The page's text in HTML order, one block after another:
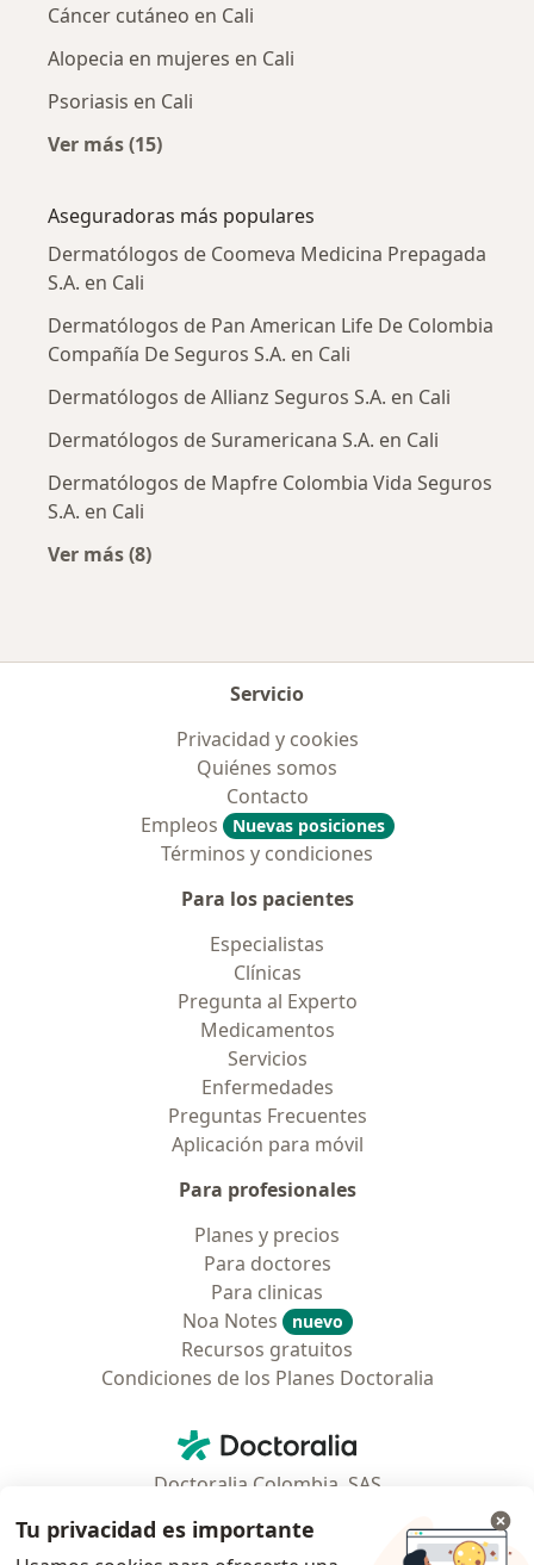
Cáncer cutáneo en Cali
Alopecia en mujeres en Cali
Psoriasis en Cali
Ver más (15)
Aseguradoras más populares
Dermatólogos de Coomeva Medicina Prepagada
S.A. en Cali
Dermatólogos de Pan American Life De Colombia
Compañía De Seguros S.A. en Cali
Dermatólogos de Allianz Seguros S.A. en Cali
Dermatólogos de Suramericana S.A. en Cali
Dermatólogos de Mapfre Colombia Vida Seguros
S.A. en Cali
Ver más (8)
Servicio
Privacidad y cookies
Quiénes somos
Contacto
Empleos
Nuevas posiciones
Términos y condiciones
Para los pacientes
Especialistas
Clínicas
Pregunta al Experto
Medicamentos
Servicios
Enfermedades
Preguntas Frecuentes
Aplicación para móvil
Para profesionales
Planes y precios
Para doctores
Para clinicas
Noa Notes
nuevo
Recursos gratuitos
Condiciones de los Planes Doctoralia
Doctoralia - Página de inicio
Doctoralia Colombia, SAS
Municipio: Bogotá D.C., Colombia
Tu privacidad es importante